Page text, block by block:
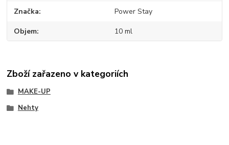
Značka Power Stay
Objem 10 ml
Zboží zařazeno v kategoriích
MAKE-UP
Nehty